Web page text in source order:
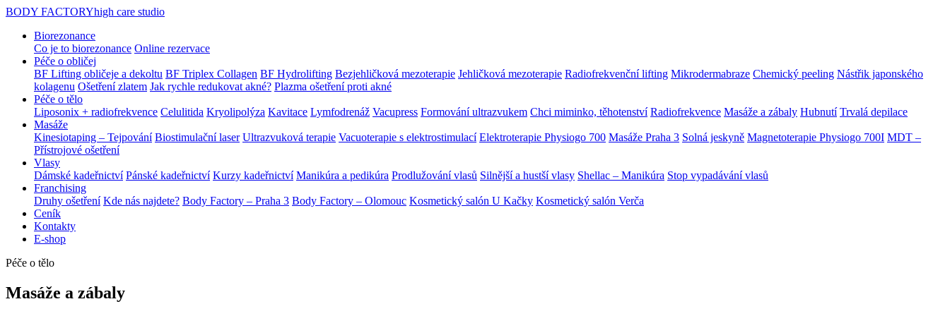
BODY FACTORYhigh care studio
Biorezonance
Co je to biorezonance Online rezervace
Péče o obličej
BF Lifting obličeje a dekoltu BF Triplex Collagen BF Hydrolifting Bezjehličková mezoterapie Jehličková mezoterapie Radiofrekvenční lifting Mikrodermabraze Chemický peeling Nástřik japonského
kolagenu Ošetření zlatem Jak rychle redukovat akné? Plazma ošetření proti akné
Péče o tělo
Liposonix + radiofrekvence Celulitida Kryolipolýza Kavitace Lymfodrenáž Vacupress Formování ultrazvukem Chci miminko, těhotenství Radiofrekvence Masáže a zábaly Hubnutí Trvalá depilace
Masáže
Kinesiotaping – Tejpování Biostimulační laser Ultrazvuková terapie Vacuoterapie s elektrostimulací Elektroterapie Physiogo 700 Masáže Praha 3 Solná jeskyně Magnetoterapie Physiogo 700I MDT –
Přístrojové ošetření
Vlasy
Dámské kadeřnictví Pánské kadeřnictví Kurzy kadeřnictví Manikúra a pedikúra Prodlužování vlasů Silnější a hustší vlasy Shellac – Manikúra Stop vypadávání vlasů
Franchising
Druhy ošetření Kde nás najdete? Body Factory – Praha 3 Body Factory – Olomouc Kosmetický salón U Kačky Kosmetický salón Verča
Ceník
Kontakty
E-shop
Péče o tělo
Masáže a zábaly